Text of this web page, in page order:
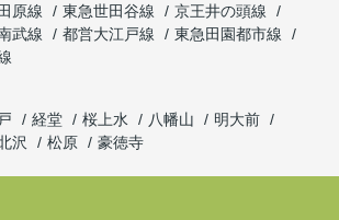
原線 東急世田谷線
京王井の頭線
武線 都営大江戸線
東急田園都市線
経堂 桜上水 八幡山
明大前
沢 松原 豪徳寺